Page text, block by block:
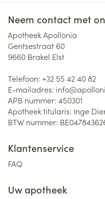
Neem contact met
Apotheek Apollonia
Gentsestraat 60
9660 Brakel Elst
Telefoon: +32 55 42 40 82
E-mailadres: info@
APB nummer: 450301
Apotheek titularis: Inge
BTW nummer:
Klantenservice
FAQ
Uw apotheek